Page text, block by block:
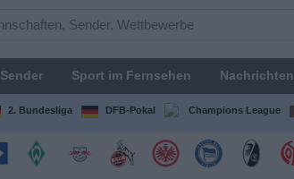
Sender Sport im Fernsehen Nachrichten
2. Bundesliga DFB-Pokal Champions League